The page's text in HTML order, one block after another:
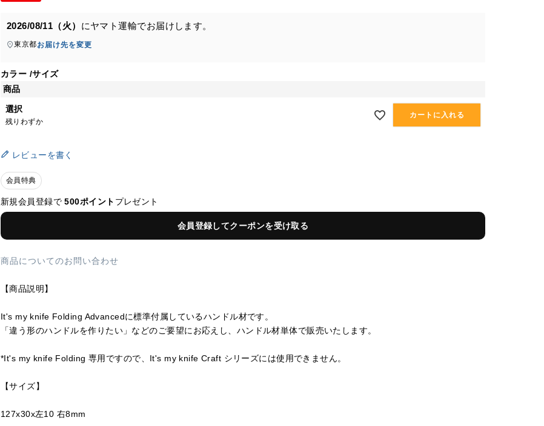
2026/08/11（火） にヤマト運輸でお届けします。
東京都お届け先を変更
カラー サイズ
商品
選択
残りわずか
カートに入れる
レビューを書く
会員特典
新規会員登録で500ポイント プレゼント
会員登録してクーポンを受け取る
商品についてのお問い合わせ
【商品説明】
It's my knife Folding Advancedに標準付属しているハンドル材です。
「違う形のハンドルを作りたい」などのご要望にお応えし、ハンドル材単体で販売いたします。
*It's my knife Folding 専用ですので、It's my knife Craft シリーズには使用できません。
【サイズ】
127x30x左10 右8mm